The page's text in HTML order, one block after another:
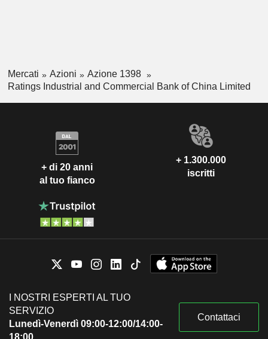
Mercati Azioni
Azione 1398
Ratings Industrial and Commercial Bank of China Limited
+ di 20 anni
al tuo fianco
+ 1.300.000
iscritti
I NOSTRI ESPERTI AL TUO
SERVIZIO
Lunedì-Venerdì 09:00-12:00/14:00-
18:00
Contattaci